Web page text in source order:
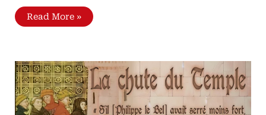
Le
procès
le
duc
de
Lévis
Mirepoix
de
l’Académie
Française
Read More »